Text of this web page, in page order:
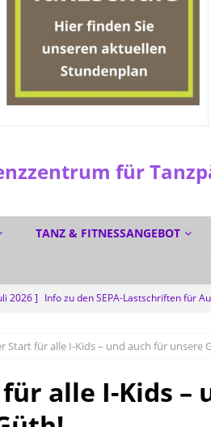
für
TANZ & FITNESSANGEBOT
2026 ] Info zu den SEPA-Lastschriften für
2026 ] ☀️ GRATIS DURCH DEN SOMMER
2026 ]
Dreifacher Deutscher Meistertitel
Start für alle I-Kids – und auch für unsere
alle I-Kids –